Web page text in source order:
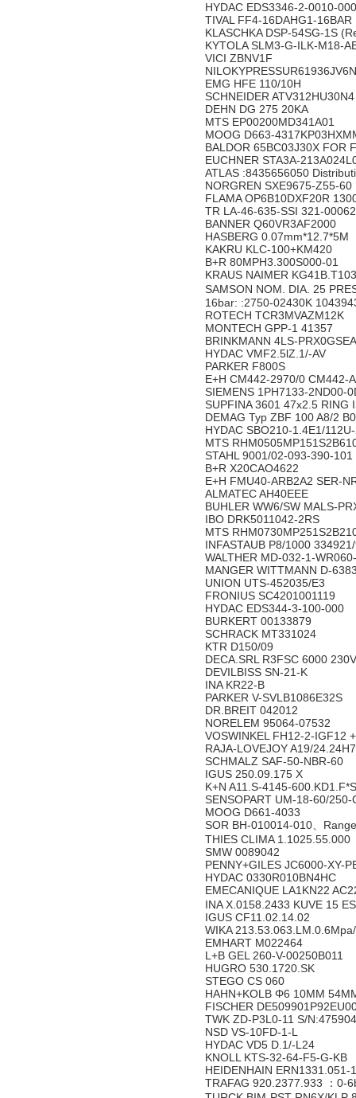
HYDAC EDS3346-2-0010-
TIVAL FF4-16DAHG1-16BAR
KLASCHKA DSP-54SG-1S
KYTOLA SLM3-G-ILK-M18-
VICI ZBNV1F
EMG HFE 110/10H
SCHNEIDER ATV312HU30N4
DEHN DG 275 20KA
MTS EP00200MD341A01
MOOG D663-
BALDOR 65BC03J30X FOR
EUCHNER STA3A-
ATLAS :8435656050
NORGREN SXE9675-Z55-60
FLAMA OP6B10DXF20R
TR LA-46-635-SSI 321-
BANNER Q60VR3AF2000
HASBERG 0.07mm*12.7*5M
KAKRU KLC-100+KM420
B+R 80MPH3.300S000-01
KRAUS NAIMER
SAMSON NOM. DIA. 25
16bar: :2750-02430K
ROTECH TCR3MVAZM12K
MONTECH GPP-1 41357
BRINKMANN 4LS-
HYDAC VMF2.5lZ.1/-AV
PARKER F800S
E+H CM442-2970/0 CM442-
SIEMENS 1PH7133-2ND00-
SUPFINA 3601 47x2.5 RING
DEMAG Typ ZBF 100 A8/2
HYDAC SBO210-1.4E1/
MTS
STAHL 9001/02-093-390-101
B+R X20CAO4622
E+H FMU40-ARB2A2 SER-
ALMATEC AH40EEE
BUHLER WW6/SW MALS-
IBO DRK5011042-2RS
MTS
INFASTAUB P8/1000
WALTHER MD-032-1-
MANGER WITTMANN D-
UNION UTS-452035/E3
FRONIUS SC4201001119
HYDAC EDS344-3-100-000
BURKERT 00133879
SCHRACK MT331024
KTR D150/09
DECA.SRL R3FSC 6000
DEVILBISS SN-21-K
INA KR22-B
PARKER V-SVLB1086E32S
DR.BREIT 042012
NORELEM 95064-07532
VOSWINKEL FH12-2-IGF12
RAJA-LOVEJOY A19/
SCHMALZ SAF-50-NBR-60
IGUS 250.09.175 X
K+N A11.S-4145-
SENSOPART UM-18-60/250-
MOOG D661-4033
SOR BH-010014-010、
THIES CLIMA 1.1025.55.000
SMW 0089042
PENNY+GILES JC6000-XY-
HYDAC 0330R010BN4HC
EMECANIQUE LA1KN22
INA X.0158.2433 KUVE 15
IGUS CF11.02.14.02
WIKA
EMHART M022464
L+B GEL 260-V-00250B011
HUGRO 530.1720.SK
STEGO CS 060
HAHN+KOLB Φ6 10MM
FISCHER
TWK ZD-P3L0-11 S/N:475904
NSD VS-10FD-1-L
HYDAC VD5 D.1/-L24
KNOLL KTS-32-64-F5-G-KB
HEIDENHAIN ERN1331.051-
TRAFAG 920.2377.933 ：0-